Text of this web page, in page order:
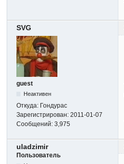
SVG
guest
Неактивен
Откуда: Гондурас
Зарегистрирован:2011-01-07
Сообщений:3,975
uladzimir
Пользователь